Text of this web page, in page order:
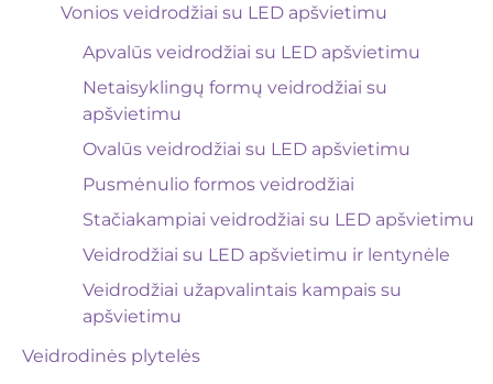
Vonios veidrodžiai su LED apšvietimu
Apvalūs veidrodžiai su LED apšvietimu
Netaisyklingų formų veidrodžiai su
apšvietimu
Ovalūs veidrodžiai su LED apšvietimu
Pusmėnulio formos veidrodžiai
Stačiakampiai veidrodžiai su LED apšvietimu
Veidrodžiai su LED apšvietimu ir lentynėle
Veidrodžiai užapvalintais kampais su
apšvietimu
Veidrodinės plytelės